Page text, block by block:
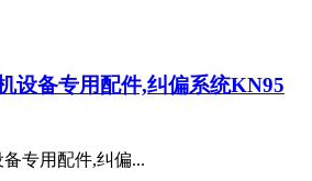
设备专用配件,纠偏系统KN95
专用配件,纠偏...